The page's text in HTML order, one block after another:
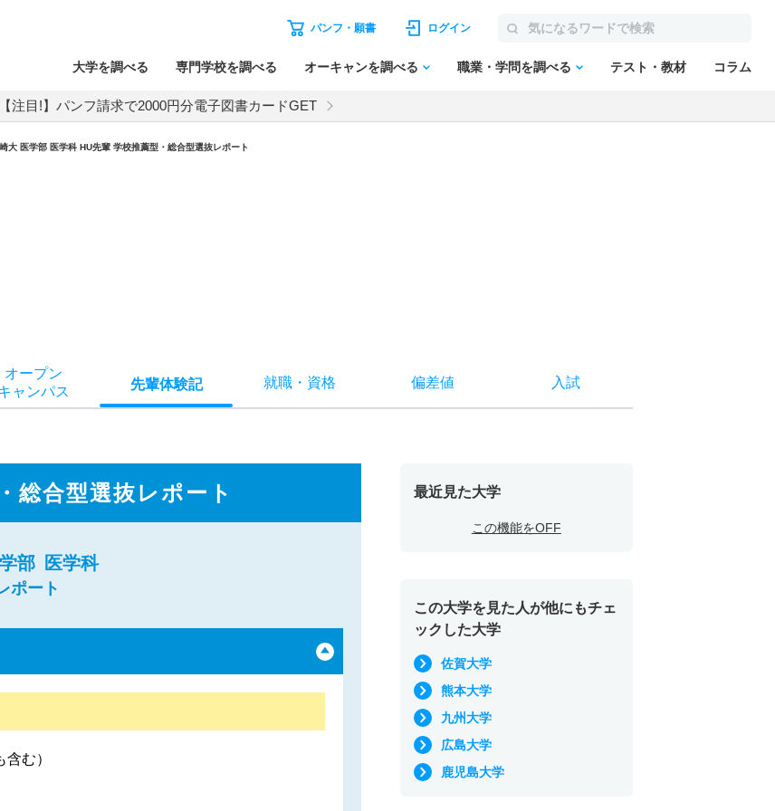
パンフ・願書 ログイン
大学を調べる 専門学校を調べる オーキャンを調べる 職業・学問を調べる テスト・教材 コラム
【注目!】パンフ請求で2000円分電子図書カードGET
大 医学部 医学科 HU先輩 学校推薦型・総合型選抜レポート
オープン
ャンパス 先輩体験記 就職・ 資格 偏差値 入試
総合型選抜レポート
部 医学科
ポート
む）
最近見た大学
この機能をOFF
この大学を見た人が他にもチェ
ックした大学
佐賀大学
熊本大学
九州大学
広島大学
鹿児島大学